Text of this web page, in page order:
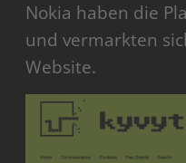
Nokia haben die
und vermarkten
Website.